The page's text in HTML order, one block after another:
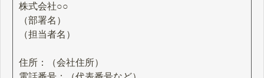
株式会社○○
（部署名）
（担当者名）
住所：（会社住所）